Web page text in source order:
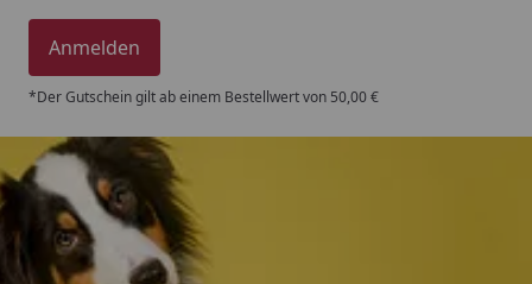
Anmelden
*Der Gutschein gilt ab einem Bestellwert von 50,00 €
Trusted Shops